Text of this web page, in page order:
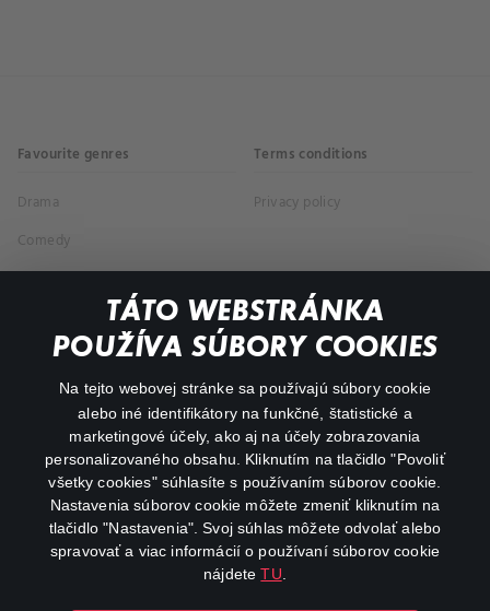
TÁTO WEBSTRÁNKA
POUŽÍVA SÚBORY COOKIES
Na tejto webovej stránke sa používajú súbory cookie
alebo iné identifikátory na funkčné, štatistické a
marketingové účely, ako aj na účely zobrazovania
personalizovaného obsahu. Kliknutím na tlačidlo "Povoliť
všetky cookies" súhlasíte s používaním súborov cookie.
Nastavenia súborov cookie môžete zmeniť kliknutím na
tlačidlo "Nastavenia". Svoj súhlas môžete odvolať alebo
spravovať a viac informácií o používaní súborov cookie
nájdeteTU
Favourite genres
Drama
Comedy
Terms conditions
Privacy policy
My profile
Important links